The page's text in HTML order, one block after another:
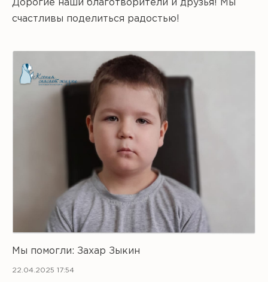
Дорогие наши благотворители и друзья! Мы
счастливы поделиться радостью!
Мы помогли: Захар Зыкин
22.04.2025 17:54